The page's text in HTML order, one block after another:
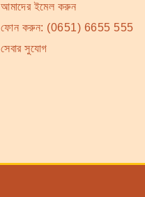
আমাদের ইমেল করুন
ফোন করুন: (0651) 6655 555
সেবার সুযোগ